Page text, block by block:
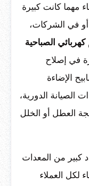
مهما كانت كبيرة
في الشركات،
الصباحية
في إصلاح
الإضاءة
الصيانة الدورية،
العطل أو الخلل
كبير من المعدات
لكل العملاء